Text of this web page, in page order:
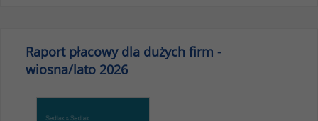
Raport płacowy dla dużych firm -
wiosna/lato 2026